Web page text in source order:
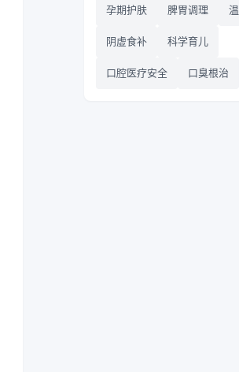
孕期护肤 脾胃调理
阴虚食补 科学育儿
口腔医疗安全 口臭根治